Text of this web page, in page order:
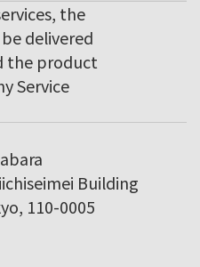
the
delivered
the product
Service
Building
110-0005